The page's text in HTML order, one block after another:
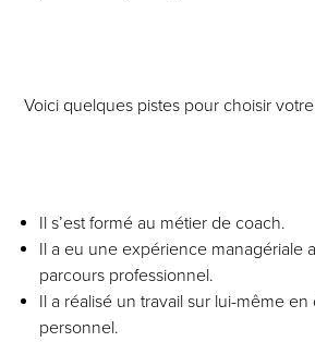
Voici quelques pistes pour choisir
Il s’est formé au métier de coach.
Il a eu une expérience managériale
parcours professionnel.
Il a réalisé un travail sur lui-même
personnel.